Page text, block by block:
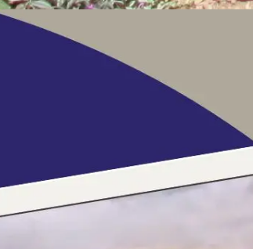
com pessoas caminhando em um trilho
a câmera, usando uma camiseta branca e
árvores altas e folhagem verde vibrante.